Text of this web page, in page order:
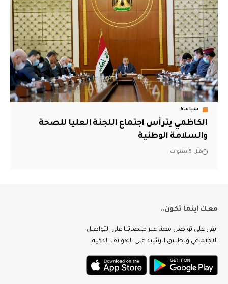
سياسة
الكاظمي يترأس اجتماع اللجنة العليا للصحة
والسلامة الوطنية
قبل 5 سنوات
معك اينما تكون..
ابقى على تواصل معنا عبر منصاتنا على التواصل
الاجتماعي وتطبيق الرشيد على الهواتف الذكية.